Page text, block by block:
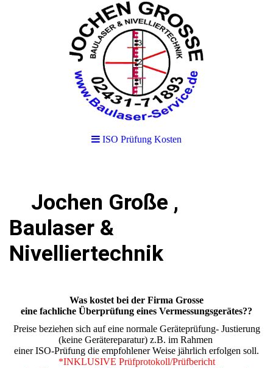
ISO Prüfung Kosten
Jochen Große ,
Baulaser &
Nivelliertechnik
Was kostet bei der Firma Grosse
eine fachliche Überprüfung eines Vermessungsgerätes??
Preise beziehen sich auf eine normale Geräteprüfung- Justierung
(keine Gerätereparatur) z.B. im Rahmen
einer ISO-Prüfung die empfohlener Weise jährlich erfolgen soll.
*INKLUSIVE Prüfprotokoll/Prüfbericht